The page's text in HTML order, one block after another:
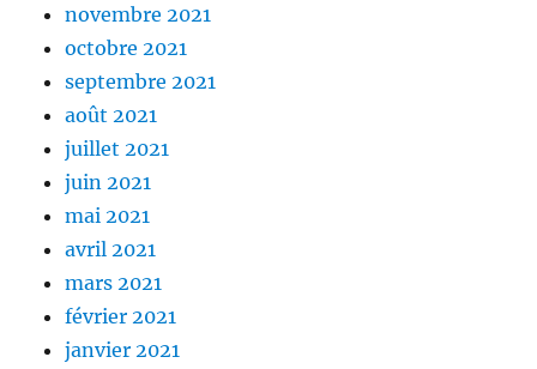
novembre 2021
octobre 2021
septembre 2021
août 2021
juillet 2021
juin 2021
mai 2021
avril 2021
mars 2021
février 2021
janvier 2021